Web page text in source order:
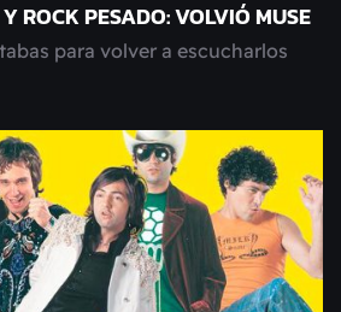
ROCK PESADO: VOLVIÓ MUSE
para volver a escucharlos